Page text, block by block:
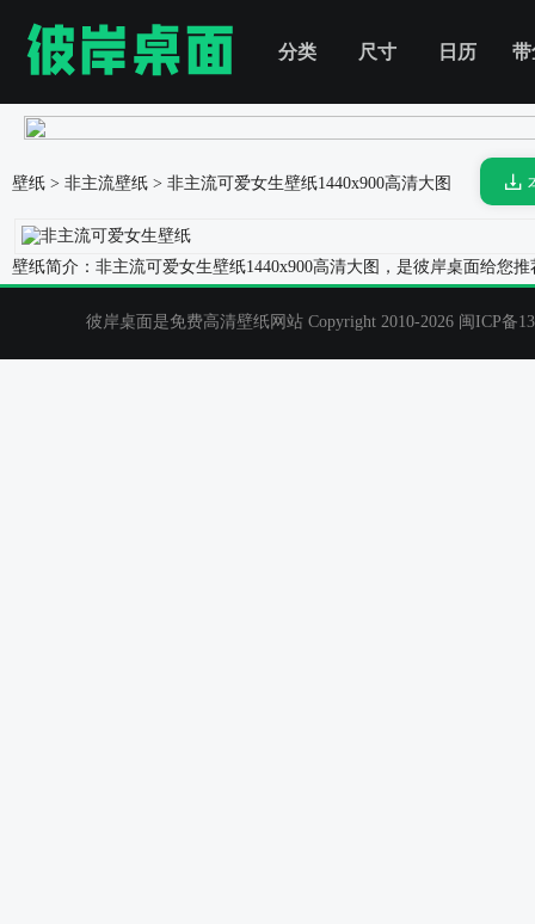
分类 尺寸 日历 带
壁纸 > 非主流壁纸 > 非主流可爱女生壁纸1440x900高清大图
壁纸简介：非主流可爱女生壁纸1440x900高清大图，是彼岸桌面给您
彼岸桌面是免费高清壁纸网站 Copyright 2010-2026 闽ICP备